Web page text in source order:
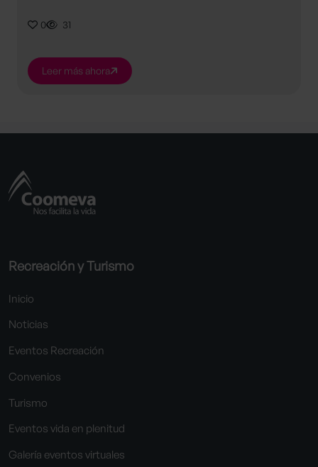
0 31
Leer más ahora
Recreación y Turismo
Inicio
Noticias
Eventos Recreación
Convenios
Turismo
Eventos vida en plenitud
Galería eventos virtuales